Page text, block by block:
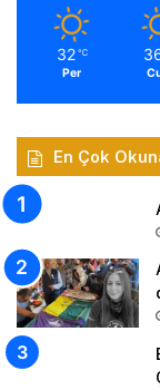
32 ℃
Per
En Çok